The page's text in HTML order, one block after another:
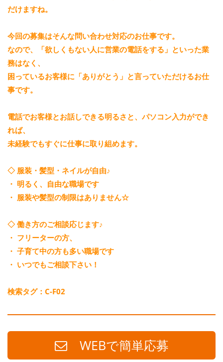
だけますね。
今回の募集はそんな問い合わせ対応のお仕事です。
なので、「欲しくもない人に営業の電話をする」といった業
務はなく、
困っているお客様に「ありがとう」と言っていただけるお仕
事です。
電話でお客様とお話しできる明るさと、パソコン入力ができ
れば、
未経験でもすぐに仕事に取り組めます。
◇ 服装・髪型・ネイルが自由♪
・ 明るく、自由な職場です
・ 服装や髪型の制限はありません☆
◇ 働き方のご相談応じます♪
・ フリーターの方、
・ 子育て中の方も多い職場です
・ いつでもご相談下さい！
検索タグ：C-F02
WEBで簡単応募